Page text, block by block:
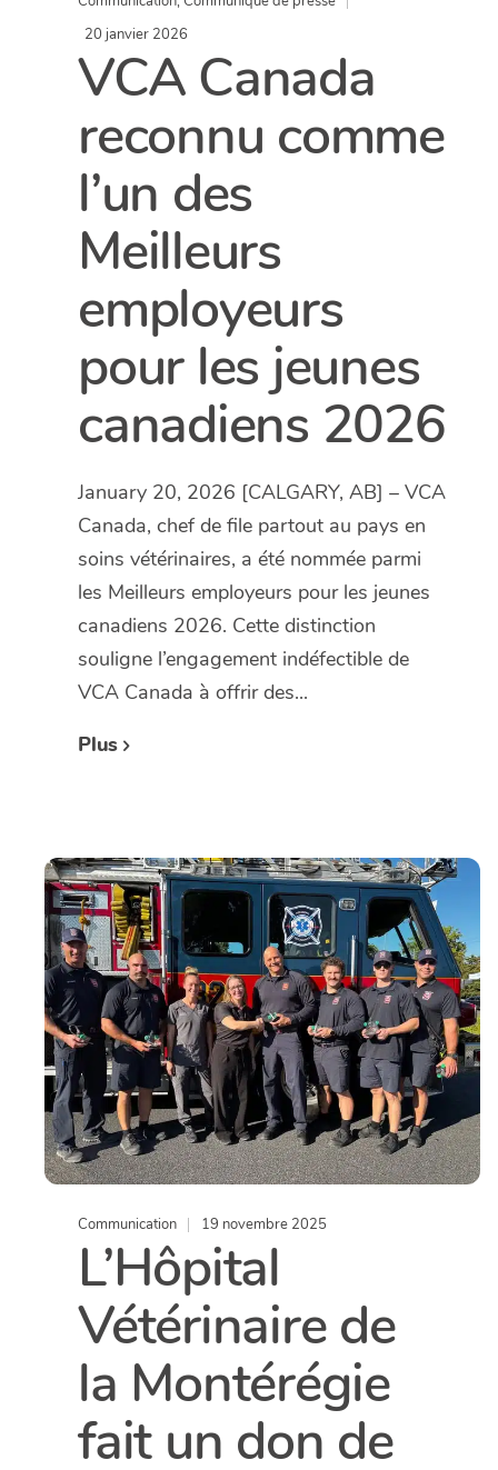
20 janvier 2026
VCA Canada
reconnu comme
l’un des
Meilleurs
employeurs
pour les jeunes
canadiens 2026
January 20, 2026 [CALGARY, AB] – VCA
Canada, chef de file partout au pays en
soins vétérinaires, a été nommée parmi
les Meilleurs employeurs pour les jeunes
canadiens 2026. Cette distinction
souligne l’engagement indéfectible de
VCA Canada à offrir des...
Plus
Communication 19 novembre 2025
L’Hôpital
Vétérinaire de
la Montérégie
fait un don de